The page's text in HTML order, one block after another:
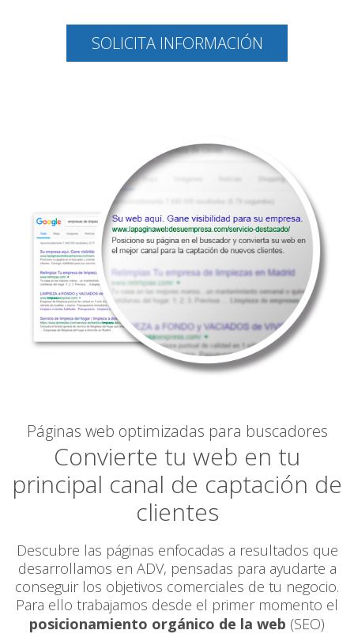
SOLICITA INFORMACIÓN
Páginas web optimizadas para buscadores
Convierte tu web en tu
principal canal de captación de
clientes
Descubre las páginas enfocadas a resultados que
desarrollamos en ADV, pensadas para ayudarte a
conseguir los objetivos comerciales de tu negocio.
Para ello trabajamos desde el primer momento el
posicionamiento orgánico de la web (SEO)